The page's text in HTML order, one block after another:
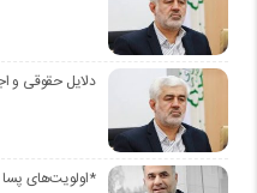
دلایل حقوقی و
*اولویت‌های